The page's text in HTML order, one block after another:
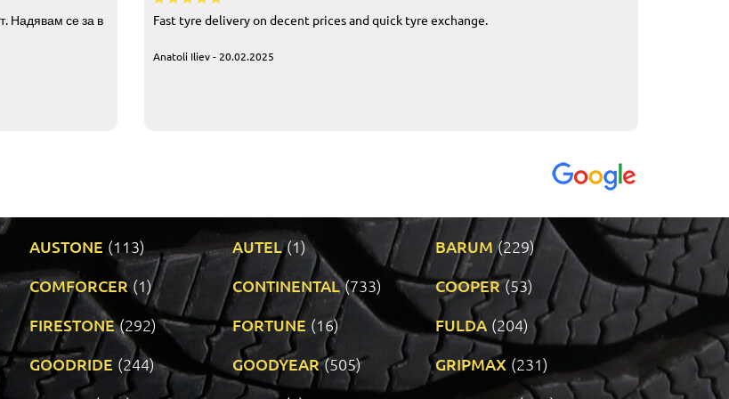
Надявам се за в
Fast tyre delivery on decent prices and quick tyre exchange.
Anatoli Iliev - 20.02.2025
AUSTONE (113) AUTEL (1) BARUM (229)
COMFORCER (1) CONTINENTAL (733) COOPER (53)
FIRESTONE (292) FORTUNE (16) FULDA (204)
GOODRIDE (244) GOODYEAR (505) GRIPMAX (231)